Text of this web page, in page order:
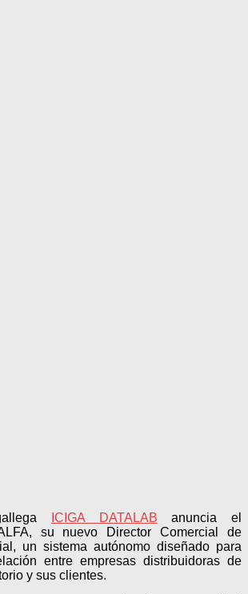
ICIGA DATALAB anuncia el
su nuevo Director Comercial de
un sistema autónomo diseñado para
entre empresas distribuidoras de
y sus clientes.